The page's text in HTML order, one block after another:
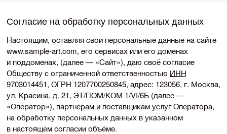
Согласие на обработку персональных данных
Настоящим, оставляя свои персональные данные на сайте
www.sample-art.com, его сервисах или его доменах
и поддоменах, (далее — «Сайт»), даю своё согласие
Обществу с ограниченной ответственностью ИНН
9703014451, ОГРН 1207700250845, адрес: 123056, г. Москва,
ул. Красина, д. 21, ЭТ/ПОМ/КОМ 1/VI/6Б (далее —
«Оператор»), партнёрам и поставщикам услуг Оператора,
на обработку персональных данных в указанном
в настоящем согласии объёме.